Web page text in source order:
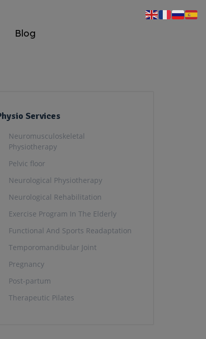
Blog
Services
Neuromusculoskeletal
Physiotherapy
Pelvic floor
Neurological Physiotherapy
Neurological Rehabilitation
Exercise Program In The Elderly
Functional And Sports Readaptation
Temporomandibular Joint
Pregnancy
Post-partum
Therapeutic Pilates